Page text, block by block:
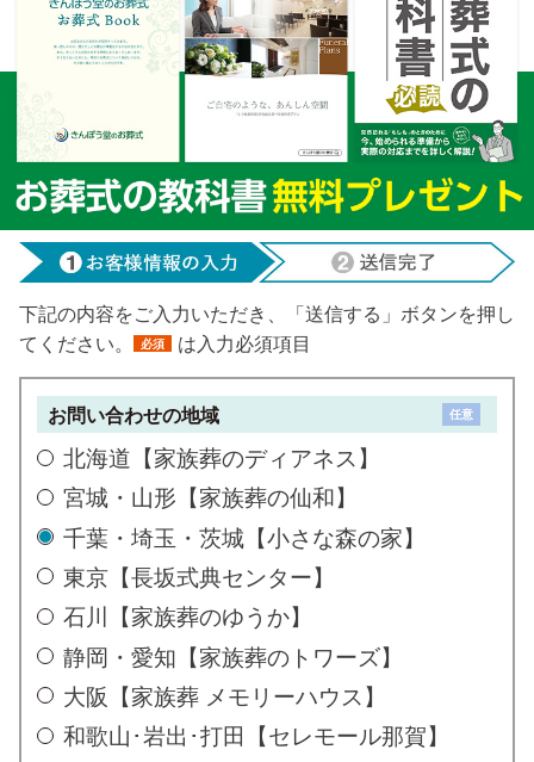
下記の内容をご入力いただき、「送信する」ボタンを押し
てください。
必須 は入力必須項目
お問い合わせの地域 任意
北海道【家族葬のディアネス】
宮城・山形【家族葬の仙和】
千葉・埼玉・茨城【小さな森の家】
東京【長坂式典センター】
石川【家族葬のゆうか】
静岡・愛知【家族葬のトワーズ】
大阪【家族葬 メモリーハウス】
和歌山･岩出･打田【セレモール那賀】